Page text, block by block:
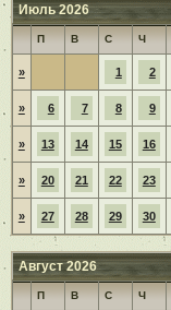
Июль 2026
П В С Ч
» 1 2
» 6 7 8 9
» 13 14 15 16
» 20 21 22 23
» 27 28 29 30
Август 2026
П В С Ч